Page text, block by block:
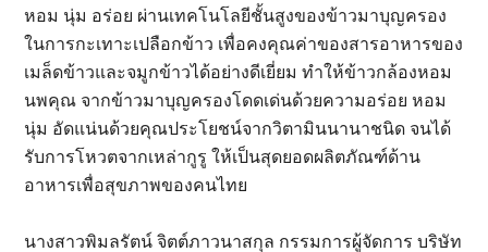
หอม นุ่ม อร่อย ผ่านเทคโนโลยีชั้นสูงของข้าวมาบุญครอง
ในการกะเทาะเปลือกข้าว เพื่อคงคุณค่าของสารอาหารของ
เมล็ดข้าวและจมูกข้าวได้อย่างดีเยี่ยม ทำให้ข้าวกล้องหอม
นพคุณ จากข้าวมาบุญครองโดดเด่นด้วยความอร่อย หอม
นุ่ม อัดแน่นด้วยคุณประโยชน์จากวิตามินนานาชนิด จนได้
รับการโหวตจากเหล่ากูรู ให้เป็นสุดยอดผลิตภัณฑ์ด้าน
อาหารเพื่อสุขภาพของคนไทย
นางสาวพิมลรัตน์ จิตต์ภาวนาสกุล กรรมการผู้จัดการ บริษัท